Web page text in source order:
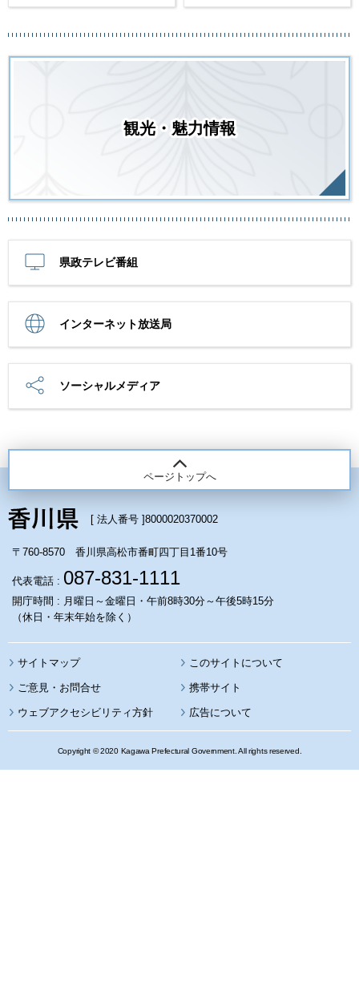
観光・魅力情報
県政テレビ番組
インターネット放送局
ソーシャルメディア
ページトップへ
[ 法人番号 ]8000020370002
〒760-8570 香川県高松市番町四丁目1番10号
代表電話 : 087-831-1111
開庁時間 : 月曜日～金曜日・午前8時30分～午後5時15分
（休日・年末年始を除く）
サイトマップ このサイトについて
携帯サイト
ウェブアクセシビリティ方針 広告について
Copyright © 2020 Kagawa Prefectural Government. All rights reserved.